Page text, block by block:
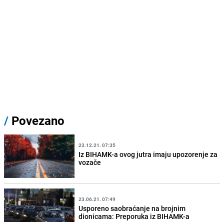
/ Povezano
23.12.21. 07:35
Iz BIHAMK-a ovog jutra imaju upozorenje za
vozače
23.06.21. 07:49
Usporeno saobraćanje na brojnim
dionicama: Preporuka iz BIHAMK-a